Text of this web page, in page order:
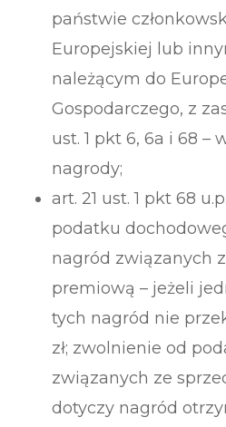
państwie
Europejskiej lub
należącym do
Gospodarczego, z
ust. 1 pkt 6, 6a i 68 –
nagrody;
art. 21 ust. 1 pkt 68
podatku
nagród związanych
premiową – jeżeli
tych nagród nie
zł; zwolnienie od
związanych ze
dotyczy nagród